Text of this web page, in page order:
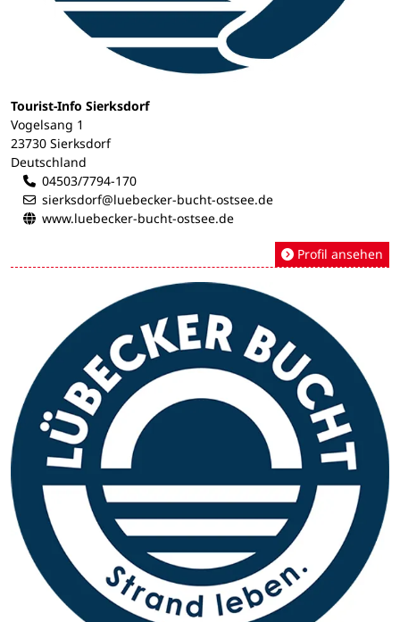
Tourist-Info Sierksdorf
Vogelsang 1
23730 Sierksdorf
Deutschland
04503/7794-170
sierksdorf@luebecker-bucht-ostsee.de
www.luebecker-bucht-ostsee.de
Profil ansehen